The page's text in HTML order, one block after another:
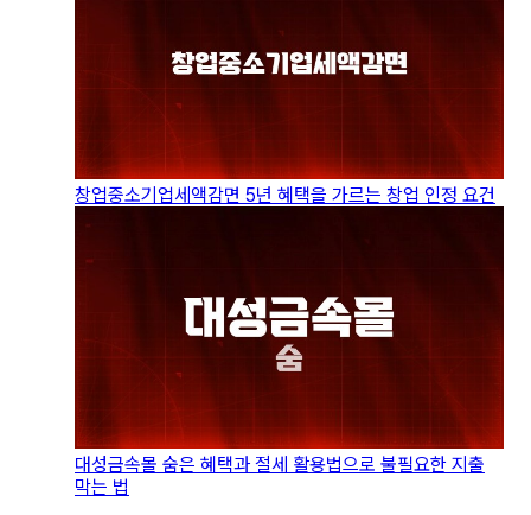
창업중소기업세액감면 5년 혜택을 가르는 창업 인정 요건
대성금속몰 숨은 혜택과 절세 활용법으로 불필요한 지출
막는 법